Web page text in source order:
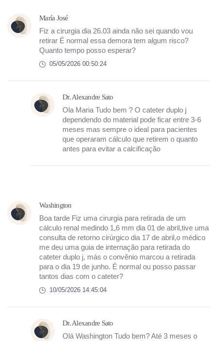
María José
Fiz a cirurgia dia 26.03 ainda não sei quando vou
retirar É normal essa demora tem algum risco?
Quanto tempo posso esperar?
05/05/2026 00:50:24
Dr. Alexandre Sato
Ola Maria Tudo bem ? O cateter duplo j
dependendo do material pode ficar entre 3-6
meses mas sempre o ideal para pacientes
que operaram cálculo que retirem o quanto
antes para evitar a calcificação
Washington
Boa tarde Fiz uma cirurgia para retirada de um
cálculo renal medindo 1,6 mm dia 01 de abril,tive uma
consulta de retorno cirúrgico dia 17 de abril,o médico
me deu uma guia de internação para retirada do
cateter duplo j, más o convênio marcou a retirada
para o dia 19 de junho. É normal ou posso passar
tantos dias com o cateter?
10/05/2026 14:45:04
Dr. Alexandre Sato
Olá Washington Tudo bem? Até 3 meses o